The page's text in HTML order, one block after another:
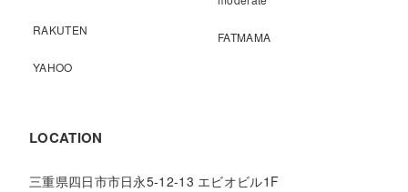
RAKUTEN
YAHOO
FATMAMA
LOCATION
三重県四日市市日永5-12-13 エビオビル1F